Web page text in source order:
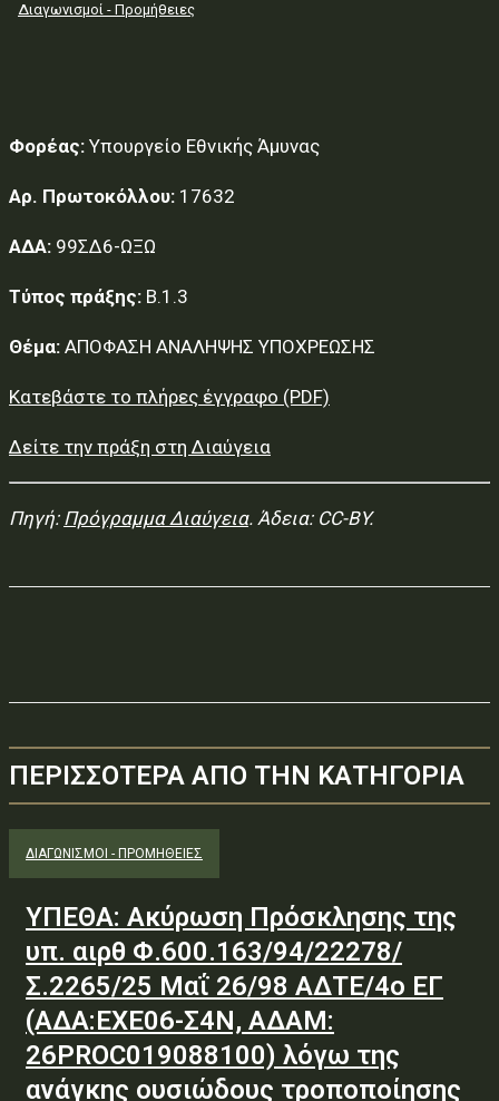
Διαγωνισμοί - Προμήθειες
Φορέας: Υπουργείο Εθνικής Άμυνας
Αρ. Πρωτοκόλλου: 17632
ΑΔΑ: 99ΣΔ6-ΩΞΩ
Τύπος πράξης: Β.1.3
Θέμα: ΑΠΟΦΑΣΗ ΑΝΑΛΗΨΗΣ ΥΠΟΧΡΕΩΣΗΣ
Κατεβάστε το πλήρες έγγραφο (PDF)
Δείτε την πράξη στη Διαύγεια
Πηγή: Πρόγραμμα Διαύγεια. Άδεια: CC-BY.
ΠΕΡΙΣΣΟΤΕΡΑ ΑΠΟ ΤΗΝ ΚΑΤΗΓΟΡΙΑ
ΔΙΑΓΩΝΙΣΜΟΊ - ΠΡΟΜΉΘΕΙΕΣ
ΥΠΕΘΑ: Ακύρωση Πρόσκλησης της
υπ. αιρθ Φ.600.163/94/22278/
Σ.2265/25 Μαΐ 26/98 ΑΔΤΕ/4ο ΕΓ
(ΑΔΑ:ΕΧΕ06-Σ4Ν, ΑΔΑΜ:
26PROC019088100) λόγω της
ανάγκης ουσιώδους τροποποίησης